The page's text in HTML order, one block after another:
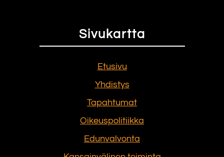
Sivukartta
Etusivu
Yhdistys
Tapahtumat
Oikeuspolitiikka
Edunvalvonta